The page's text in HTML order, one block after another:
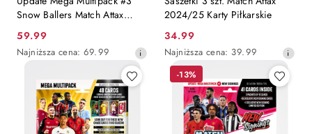
Snow Ballers Match Attax
Cena
promocyjna:
59.99
Najniższa
przed
obniżką
Najniższa cena: 69.99
2024/25 Karty Piłkarskie
Cena
promocyjna:
34.99
Najniższa
cena
przed
obniżką
Najniższa cena: 39.99
-13%